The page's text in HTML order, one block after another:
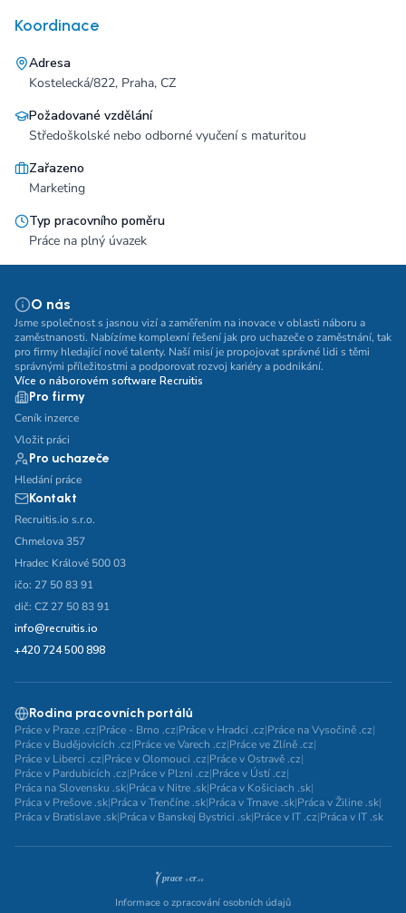
Koordinace
Adresa
Kostelecká/822, Praha, CZ
Požadované vzdělání
Středoškolské nebo odborné vyučení s maturitou
Zařazeno
Marketing
Typ pracovního poměru
Práce na plný úvazek
O nás
Jsme společnost s jasnou vizí a zaměřením na inovace v oblasti náboru a
zaměstnanosti. Nabízíme komplexní řešení jak pro uchazeče o zaměstnání, tak
pro firmy hledající nové talenty. Naší misí je propojovat správné lidi s těmi
správnými příležitostmi a podporovat rozvoj kariéry a podnikání.
Více o náborovém software Recruitis
Pro firmy
Ceník inzerce
Vložit práci
Pro uchazeče
Hledání práce
Kontakt
Recruitis.io s.r.o.
Chmelova 357
Hradec Králové 500 03
ičo: 27 50 83 91
dič: CZ 27 50 83 91
info@recruitis.io
+420 724 500 898
Rodina pracovních portálů
Práce v Praze .cz|Práce - Brno .cz|Práce v Hradci .cz|Práce na Vysočině .cz|
Práce v Budějovicích .cz|Práce ve Varech .cz|Práce ve Zlíně .cz|
Práce v Liberci .cz|Práce v Olomouci .cz|Práce v Ostravě .cz|
Práce v Pardubicích .cz|Práce v Plzni .cz|Práce v Ústí .cz|
Práca na Slovensku .sk|Práca v Nitre .sk|Práca v Košiciach .sk|
Práca v Prešove .sk|Práca v Trenčíne .sk|Práca v Trnave .sk|Práca v Žiline .sk|
Práca v Bratislave .sk|Práca v Banskej Bystrici .sk|Práce v IT .cz|Práca v IT .sk
Informace o zpracování osobních údajů